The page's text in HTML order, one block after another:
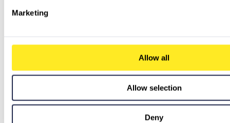
Marketing
Allow all
Allow selection
Deny